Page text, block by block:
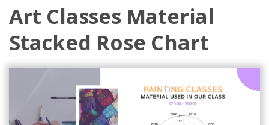
Art Classes Material
Stacked Rose Chart